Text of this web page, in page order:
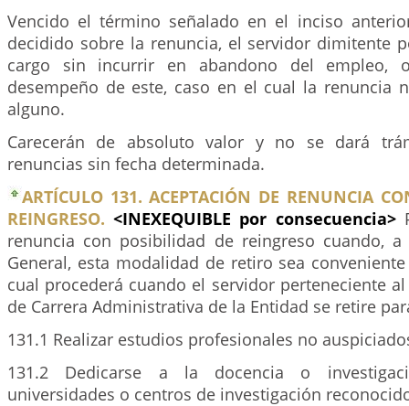
Vencido el término señalado en el inciso
decidido sobre la renuncia, el servidor dimitente
cargo sin incurrir en abandono del empleo,
desempeño de este, caso en el cual la renuncia
alguno.
Carecerán de absoluto valor y no se dará
renuncias sin fecha determinada.
ARTÍCULO 131. ACEPTACIÓN DE RENUNCIA
REINGRESO. <INEXEQUIBLE por consecuencia>
renuncia con posibilidad de reingreso cuando,
General, esta modalidad de retiro sea
cual procederá cuando el servidor perteneciente
de Carrera Administrativa de la Entidad se retire
131.1 Realizar estudios profesionales no
131.2 Dedicarse a la docencia o
universidades o centros de investigación